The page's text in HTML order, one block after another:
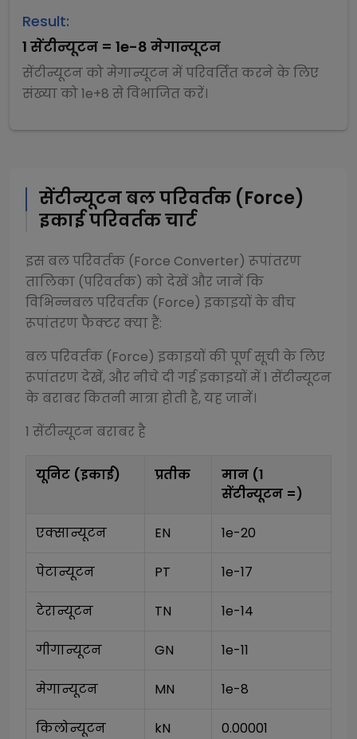
Result:
1 सेंटीन्यूटन = 1e-8 मेगान्यूटन
सेंटीन्यूटनकोमेगान्यूटनमें परिवर्तित करने के लिए
संख्या को1e+8 सेविभाजितकरें।
सेंटीन्यूटनबल परिवर्तक (Force)
इकाई परिवर्तक चार्ट
इसबल परिवर्तक (Force Converter) रूपांतरण
तालिका (परिवर्तक) को देखें और जानें कि
विभिन्नबल परिवर्तक (Force) इकाइयों के बीच
रूपांतरण फैक्टर क्या हैं:
बल परिवर्तक (Force) इकाइयों की पूर्ण सूची के लिए
रूपांतरण देखें, और नीचे दी गई इकाइयों में 1 सेंटीन्यूटन
के बराबर कितनी मात्रा होती है, यह जानें।
1 सेंटीन्यूटनबराबर है
यूनिट (इकाई) प्रतीक
मान (1
सेंटीन्यूटन =)
एक्सान्यूटन EN 1e-20
पेटान्यूटन PT 1e-17
टेरान्यूटन TN 1e-14
गीगान्यूटन GN 1e-11
मेगान्यूटन MN 1e-8
किलोन्यूटन kN 0.00001